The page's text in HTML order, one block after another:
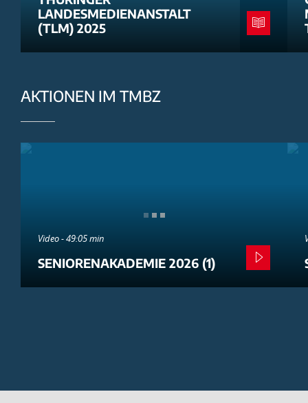
LANDESMEDIENANSTALT
(TLM) 2025
AKTIONEN IM TMBZ
Video - 49:05 min
SENIORENAKADEMIE 2026 (1)